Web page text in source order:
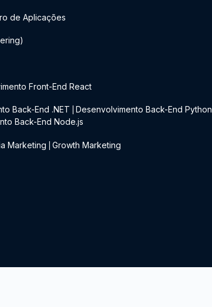
de Aplicações
Front-End React
Back-End .NET Desenvolvimento Back-End Python
Back-End Node.js
Marketing Growth Marketing